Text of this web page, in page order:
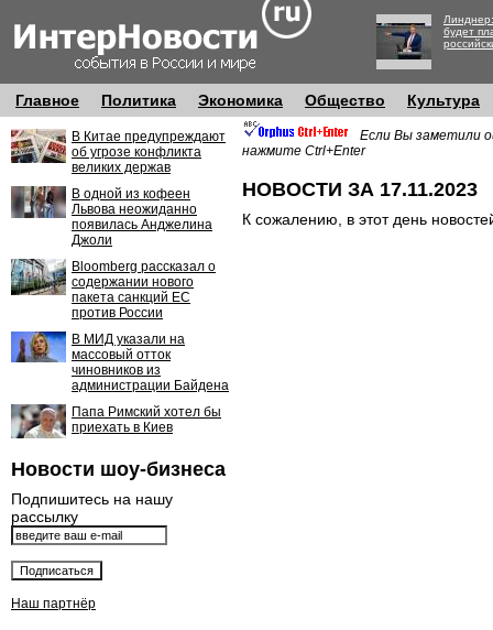
будет
Главное Политика Экономика Общество Культура
В Китае предупреждают
об угрозе конфликта
великих держав
В одной из кофеен
Львова неожиданно
появилась Анджелина
Джоли
Bloomberg рассказал о
содержании нового
пакета санкций ЕС
против России
В МИД указали на
массовый отток
чиновников из
администрации Байдена
Папа Римский хотел бы
приехать в Киев
Новости шоу-бизнеса
Подпишитесь на нашу
рассылку
Наш партнёр
Если Вы заметили
нажмите Ctrl+Enter
НОВОСТИ ЗА 17.11.2023
К сожалению, в этот день